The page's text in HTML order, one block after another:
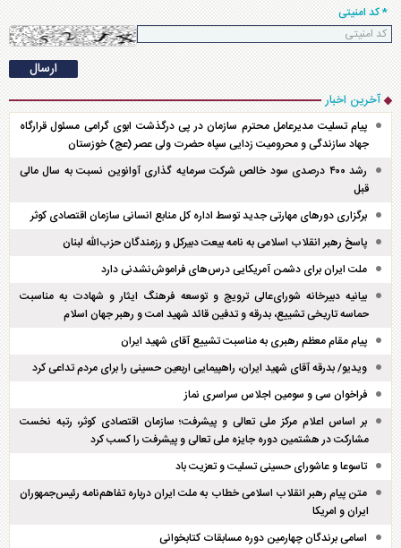
* کد امنیتی
آخرین اخبار
پیام تسلیت مدیرعامل محترم سازمان در پی درگذشت ابوی گرامی مسئول قرارگاه
جهاد سازندگی و محرومیت زدایی سپاه حضرت ولی عصر (عج) خوزستان
رشد ۴۰۰ درصدی سود خالص شرکت سرمایه گذاری آوانوین نسبت به سال مالی
قبل
برگزاری دور‌های مهارتی جدید توسط اداره کل منابع انسانی سازمان اقتصادی کوثر
پاسخ رهبر انقلاب اسلامی به نامه بیعت دبیرکل و رزمندگان حزب‌الله لبنان
ملت ایران برای دشمن آمریکایی درس‌های فراموش‌نشدنی دارد
بیانیه دبیرخانه شورای‌عالی ترویج و توسعه فرهنگ ایثار و شهادت به مناسبت
حماسه تاریخی تشییع، بدرقه و تدفین قائد شهید امت و رهبر جهان اسلام
پیام مقام معظم رهبری به مناسبت تشییع آقای شهید ایران
ویدیو/ بدرقه آقای شهید ایران، راهپیمایی اربعین حسینی را برای مردم تداعی کرد
فراخوان سی و سومین اجلاس سراسری نماز
بر اساس اعلام مرکز ملی تعالی و پیشرفت؛ سازمان اقتصادی کوثر، رتبه نخست
مشارکت در هشتمین دوره جایزه ملی تعالی و پیشرفت را کسب کرد
تاسوعا و عاشورای حسینی تسلیت و تعزیت باد
متن پیام رهبر انقلاب اسلامی خطاب به ملت ایران درباره تفاهم‌نامه رئیس‌جمهوران
ایران و امریکا
اسامی برندگان چهارمین دوره مسابقات کتابخوانی